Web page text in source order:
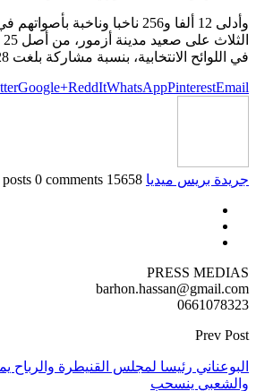
وأدلى 12 ألفا و256 ناخبا وناخبة
في اللوائح الانتخابية، بنسبة مشاركة بلغت 48.28 في المائة،
Google+ReddItWhatsAppPinterestEmail
جريدة بريس ميديا 15658 posts
0 comments
PRESS MEDIAS
barhon.hassan@gmail.com
0661078323
Prev Post
البوعناني رئيسا لمجلس القنيطرة والرباح
والشعبي ينسحب